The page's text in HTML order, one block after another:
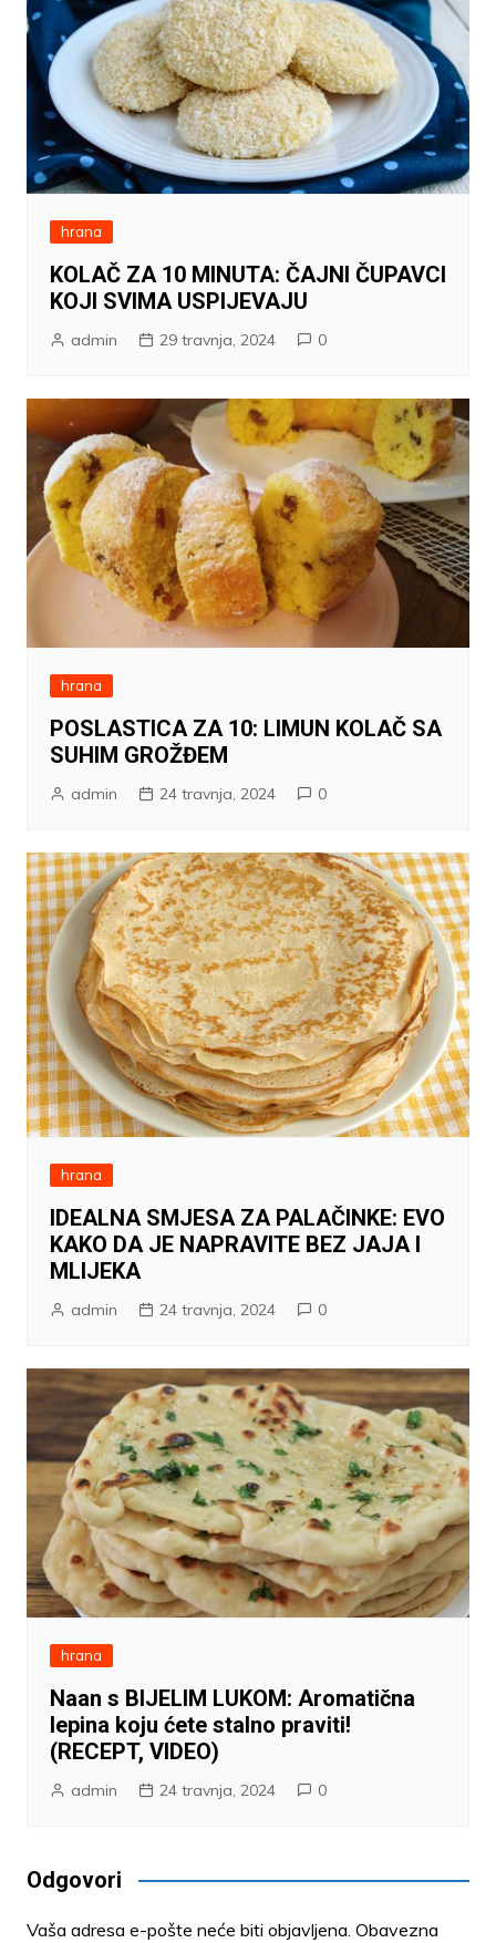
hrana
KOLAČ ZA 10 MINUTA: ČAJNI ČUPAVCI
KOJI SVIMA USPIJEVAJU
admin 29 travnja, 2024 0
hrana
POSLASTICA ZA 10: LIMUN KOLAČ SA
SUHIM GROŽĐEM
admin 24 travnja, 2024 0
hrana
IDEALNA SMJESA ZA PALAČINKE: EVO
KAKO DA JE NAPRAVITE BEZ JAJA I
MLIJEKA
admin 24 travnja, 2024 0
hrana
Naan s BIJELIM LUKOM: Aromatična
lepina koju ćete stalno praviti!
(RECEPT, VIDEO)
admin 24 travnja, 2024 0
Odgovori
Vaša adresa e-pošte neće biti objavljena. Obavezna